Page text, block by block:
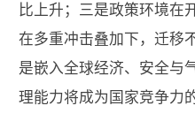
比上升；三是政策环境在
在多重冲击叠加下，迁移
是嵌入全球经济、安全与
理能力将成为国家竞争力